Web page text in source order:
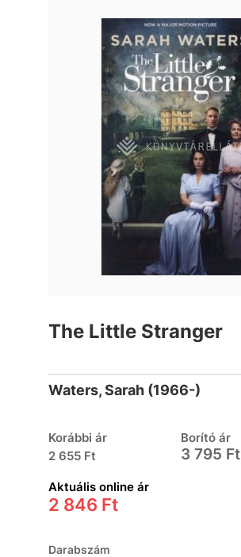
The Little Stranger
Waters, Sarah (1966-)
Korábbi ár
2 655 Ft
Borító ár
3 795 Ft
Aktuális online ár
2 846 Ft
Darabszám